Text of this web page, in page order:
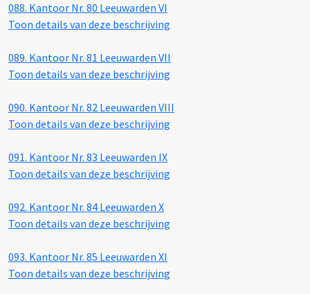
088. Kantoor Nr. 80 Leeuwarden VI
Toon details van deze beschrijving
089. Kantoor Nr. 81 Leeuwarden VII
Toon details van deze beschrijving
090. Kantoor Nr. 82 Leeuwarden VIII
Toon details van deze beschrijving
091. Kantoor Nr. 83 Leeuwarden IX
Toon details van deze beschrijving
092. Kantoor Nr. 84 Leeuwarden X
Toon details van deze beschrijving
093. Kantoor Nr. 85 Leeuwarden XI
Toon details van deze beschrijving